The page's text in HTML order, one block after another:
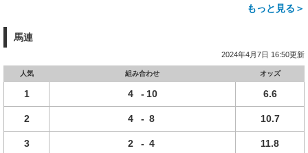
もっと見る＞
馬連
2024年4月7日 16:50更新
人気 組み合わせ オッズ
1 4 - 10 6.6
2 4 - 8 10.7
3 2 - 4 11.8